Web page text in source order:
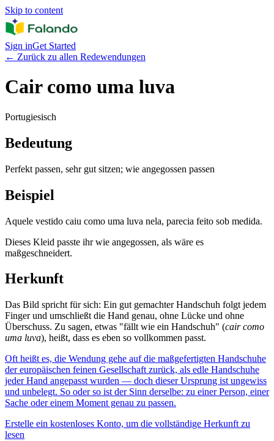
Skip to content
Sign inGet Started
← Zurück zu allen Redewendungen
Cair como uma luva
Portugiesisch
Bedeutung
Perfekt passen, sehr gut sitzen; wie angegossen passen
Beispiel
Aquele vestido caiu como uma luva nela, parecia feito sob medida.
Dieses Kleid passte ihr wie angegossen, als wäre es
maßgeschneidert.
Herkunft
Das Bild spricht für sich: Ein gut gemachter Handschuh folgt jedem
Finger und umschließt die Hand genau, ohne Lücke und ohne
Überschuss. Zu sagen, etwas "fällt wie ein Handschuh" (cair como
uma luva), heißt, dass es eben so vollkommen passt.
Oft heißt es, die Wendung gehe auf die maßgefertigten Handschuhe
der europäischen feinen Gesellschaft zurück, als edle Handschuhe
jeder Hand angepasst wurden — doch dieser Ursprung ist ungewiss
und unbelegt. So oder so ist der Sinn derselbe: zu einer Person, einer
Sache oder einem Moment genau zu passen.
Erstelle ein kostenloses Konto, um die vollständige Herkunft zu
lesen